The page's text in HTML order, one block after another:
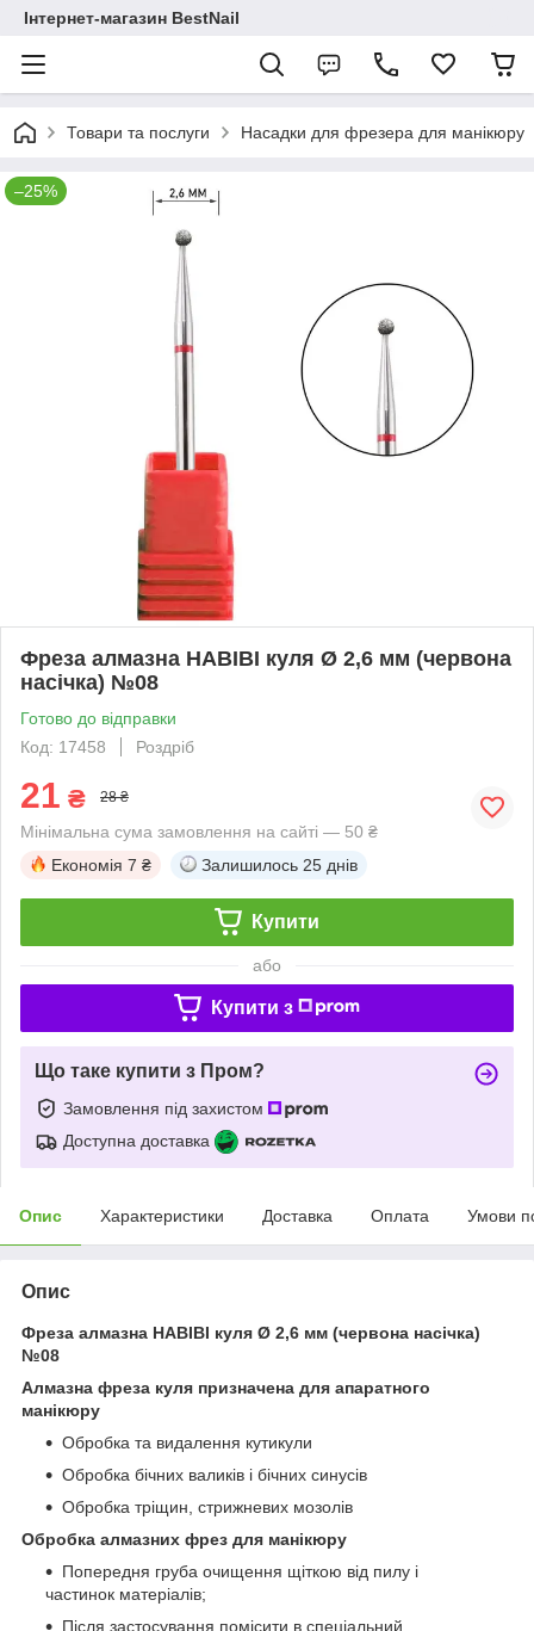
Інтернет-магазин BestNail
Товари та послуги Насадки для фрезера для манікюру
–25%
Фреза алмазна HABIBI куля Ø 2,6 мм (червона
насічка) №08
Готово до відправки
Код: 17458
Роздріб
21 ₴ 28 ₴
Мінімальна сума замовлення на сайті — 50 ₴
Економія 7 ₴ Залишилось 25 днів
Купити
або
Купити з
Що таке купити з Пром?
Замовлення під захистом
Доступна доставка
Опис Характеристики Доставка Оплата Умови
Опис
Фреза алмазна HABIBI куля Ø 2,6 мм (червона насічка)
№08
Алмазна фреза куля призначена для апаратного
манікюру
Обробка та видалення кутикули
Обробка бічних валиків і бічних синусів
Обробка тріщин, стрижневих мозолів
Обробка алмазних фрез для манікюру
Попередня груба очищення щіткою від пилу і
частинок матеріалів;
Після застосування помісити в спеціальний